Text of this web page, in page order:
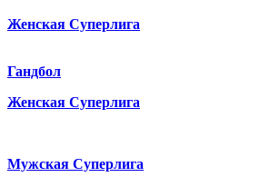
Женская Суперлига
Гандбол
Женская Суперлига
Мужская Суперлига